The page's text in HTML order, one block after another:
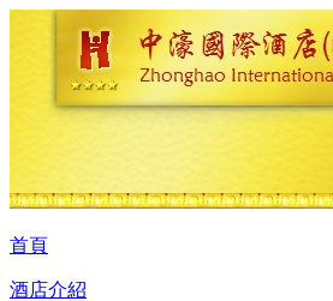
首頁
酒店介紹